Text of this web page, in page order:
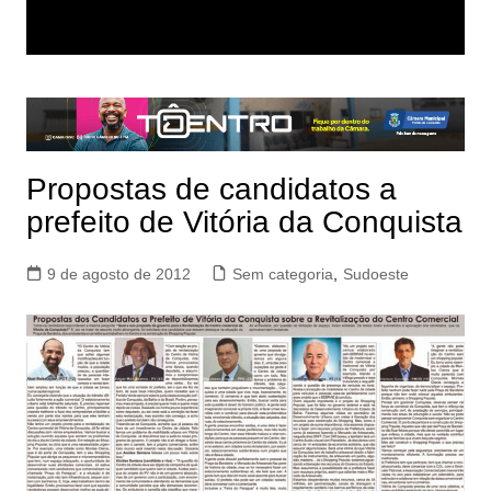
Propostas de candidatos a
prefeito de Vitória da Conquista
9 de agosto de 2012 Sem categoria, Sudoeste